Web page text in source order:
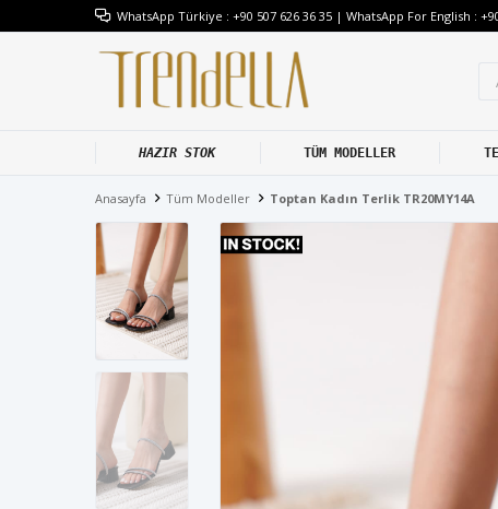
WhatsApp Türkiye : +90 507 626 36 35 | WhatsApp For English :
HAZIR STOK TÜM MODELLER
Anasayfa Tüm Modeller Toptan Kadın Terlik TR20MY14A